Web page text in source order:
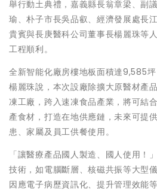
舉行動土典禮，嘉義縣長翁章梁、副
瑜、朴子市長吳品叡、經濟發展處長
貴賓與長庚醫科公司董事長楊麗珠等
工程順利。
全新智能化廠房樓地板面積達9,585
楊麗珠說，本次設廠除擴大原醫材產
凍工廠，跨入速凍食品產業，將可結
產食材，打造在地供應鏈，未來可提
患、家屬及員工供餐使用。
「讓醫療產品國人製造、國人使用！
技術，如電腦斷層、核磁共振等大型
因應電子病歷資訊化、提升管理效能